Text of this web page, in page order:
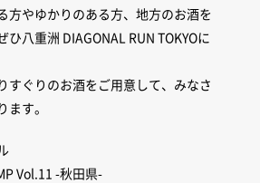
方やゆかりのある方、地方のお酒を
八重洲 DIAGONAL RUN TOKYOに
すぐりのお酒をご用意して、みなさ
す。
Vol.11 -秋田県-